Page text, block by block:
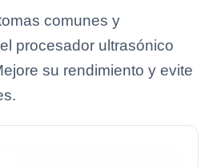
comunes y
procesador ultrasónico
su rendimiento y evite